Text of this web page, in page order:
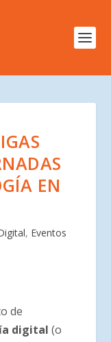
EN
, Eventos
de
digital (o